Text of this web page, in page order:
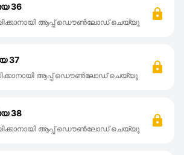
36
ആപ്പ് ഡൌൺലോഡ് ചെയ്യൂ
37
ആപ്പ് ഡൌൺലോഡ് ചെയ്യൂ
38
ആപ്പ് ഡൌൺലോഡ് ചെയ്യൂ